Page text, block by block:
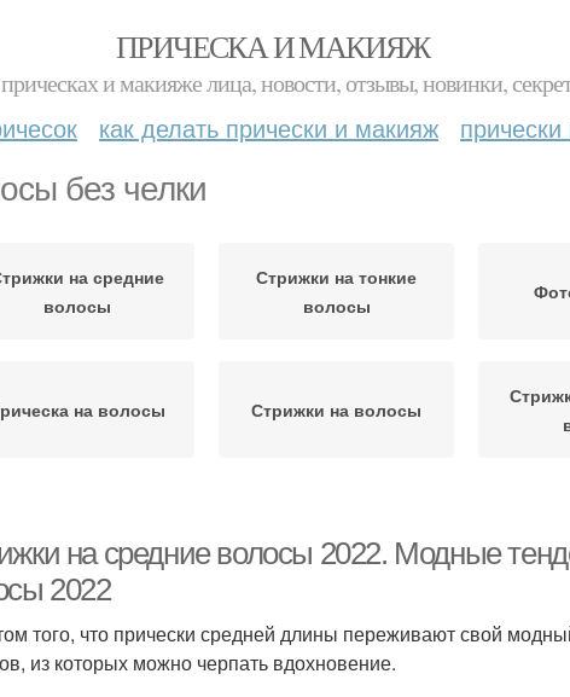
ПРИЧЕСКА И МАКИЯЖ
и макияже лица, новости, отзывы, новинки,
как делать прически и макияж
без челки
на средние
волосы
Стрижки на тонкие
волосы
на волосы Стрижки на волосы
лица
Челка на средние
волосы
Каре на средние
волосы
на средние волосы 2022. Модные
2022
того, что прически средней длины переживают свой
из которых можно черпать вдохновение.